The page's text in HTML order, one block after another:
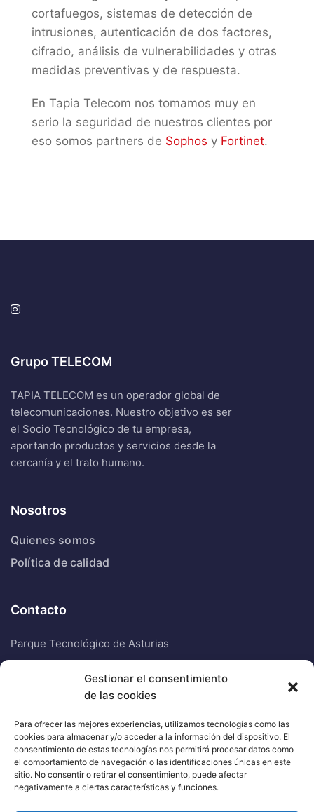
Gestionar el consentimiento
de las cookies
Para ofrecer las mejores experiencias, utilizamos tecnologías como las
cookies para almacenar y/o acceder a la información del dispositivo. El
consentimiento de estas tecnologías nos permitirá procesar datos como
el comportamiento de navegación o las identificaciones únicas en este
sitio. No consentir o retirar el consentimiento, puede afectar
negativamente a ciertas características y funciones.
cortafuegos, sistemas de detección de
intrusiones, autenticación de dos factores,
cifrado, análisis de vulnerabilidades y otras
medidas preventivas y de respuesta.
En Tapia Telecom nos tomamos muy en
serio la seguridad de nuestros clientes por
eso somos partners de Sophos y Fortinet.
Grupo TELECOM
TAPIA TELECOM es un operador global de
telecomunicaciones. Nuestro objetivo es ser
el Socio Tecnológico de tu empresa,
aportando productos y servicios desde la
cercanía y el trato humano.
Nosotros
Quienes somos
Política de calidad
Contacto
Parque Tecnológico de Asturias
Edificio Centro Elena 1, oficina SH
985 20 82 19
900 00 17 17